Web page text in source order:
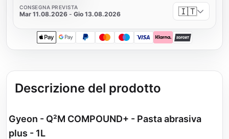
CONSEGNA PREVISTA
Mar 11.08.2026 - Gio 13.08.2026 🇮🇹
Apple PayGoogle Pay
PayPalMastercardMaestro
Visa KlarnaSOFORT
Descrizione del prodotto
Gyeon - Q²M COMPOUND+ - Pasta abrasiva
plus - 1L